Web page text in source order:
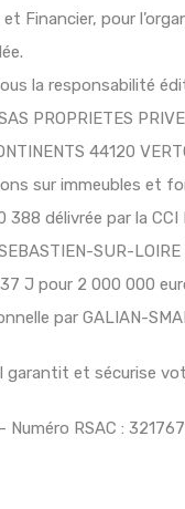
et Financier, pour
la responsabilité
PROPRIETES
44120
sur immeubles et
388 délivrée par la
SUR-
J pour 2 000 000
par GALIAN-
et sécurise
Numéro RSAC :